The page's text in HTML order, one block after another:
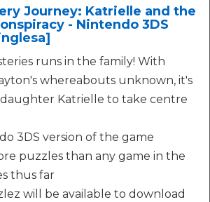
Journey: Katrielle and the
- Nintendo 3DS
runs in the family! With
whereabouts unknown, it's
Katrielle to take centre
3DS version of the game
puzzles than any game in the
thus far
will be available to download